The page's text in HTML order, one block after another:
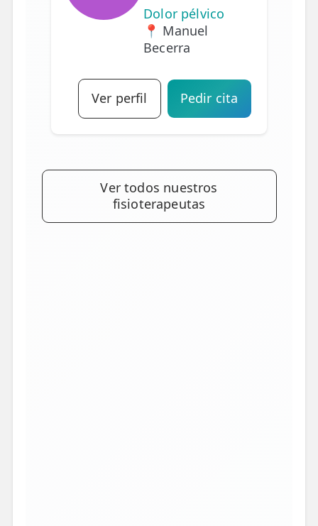
Dolor pélvico
📍 Manuel
Becerra
Ver perfil Pedir cita
Ver todos nuestros
fisioterapeutas